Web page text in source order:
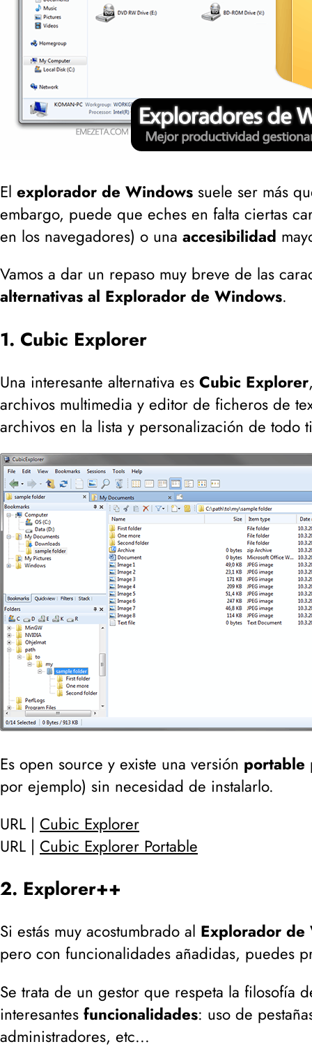
El explorador de Windows suele ser más
embargo, puede que eches en falta ciertas
en los navegadores) o una accesibilidad
Vamos a dar un repaso muy breve de las
alternativas al Explorador de Windows.
1. Cubic Explorer
Una interesante alternativa es Cubic Explorer
archivos multimedia y editor de ficheros de
archivos en la lista y personalización de todo
Es open source y existe una versión portable
por ejemplo) sin necesidad de instalarlo.
URL | Cubic Explorer
URL | Cubic Explorer Portable
2. Explorer++
Si estás muy acostumbrado al Explorador de
pero con funcionalidades añadidas, puedes
Se trata de un gestor que respeta la filosofía
interesantes funcionalidades: uso de
administradores, etc...